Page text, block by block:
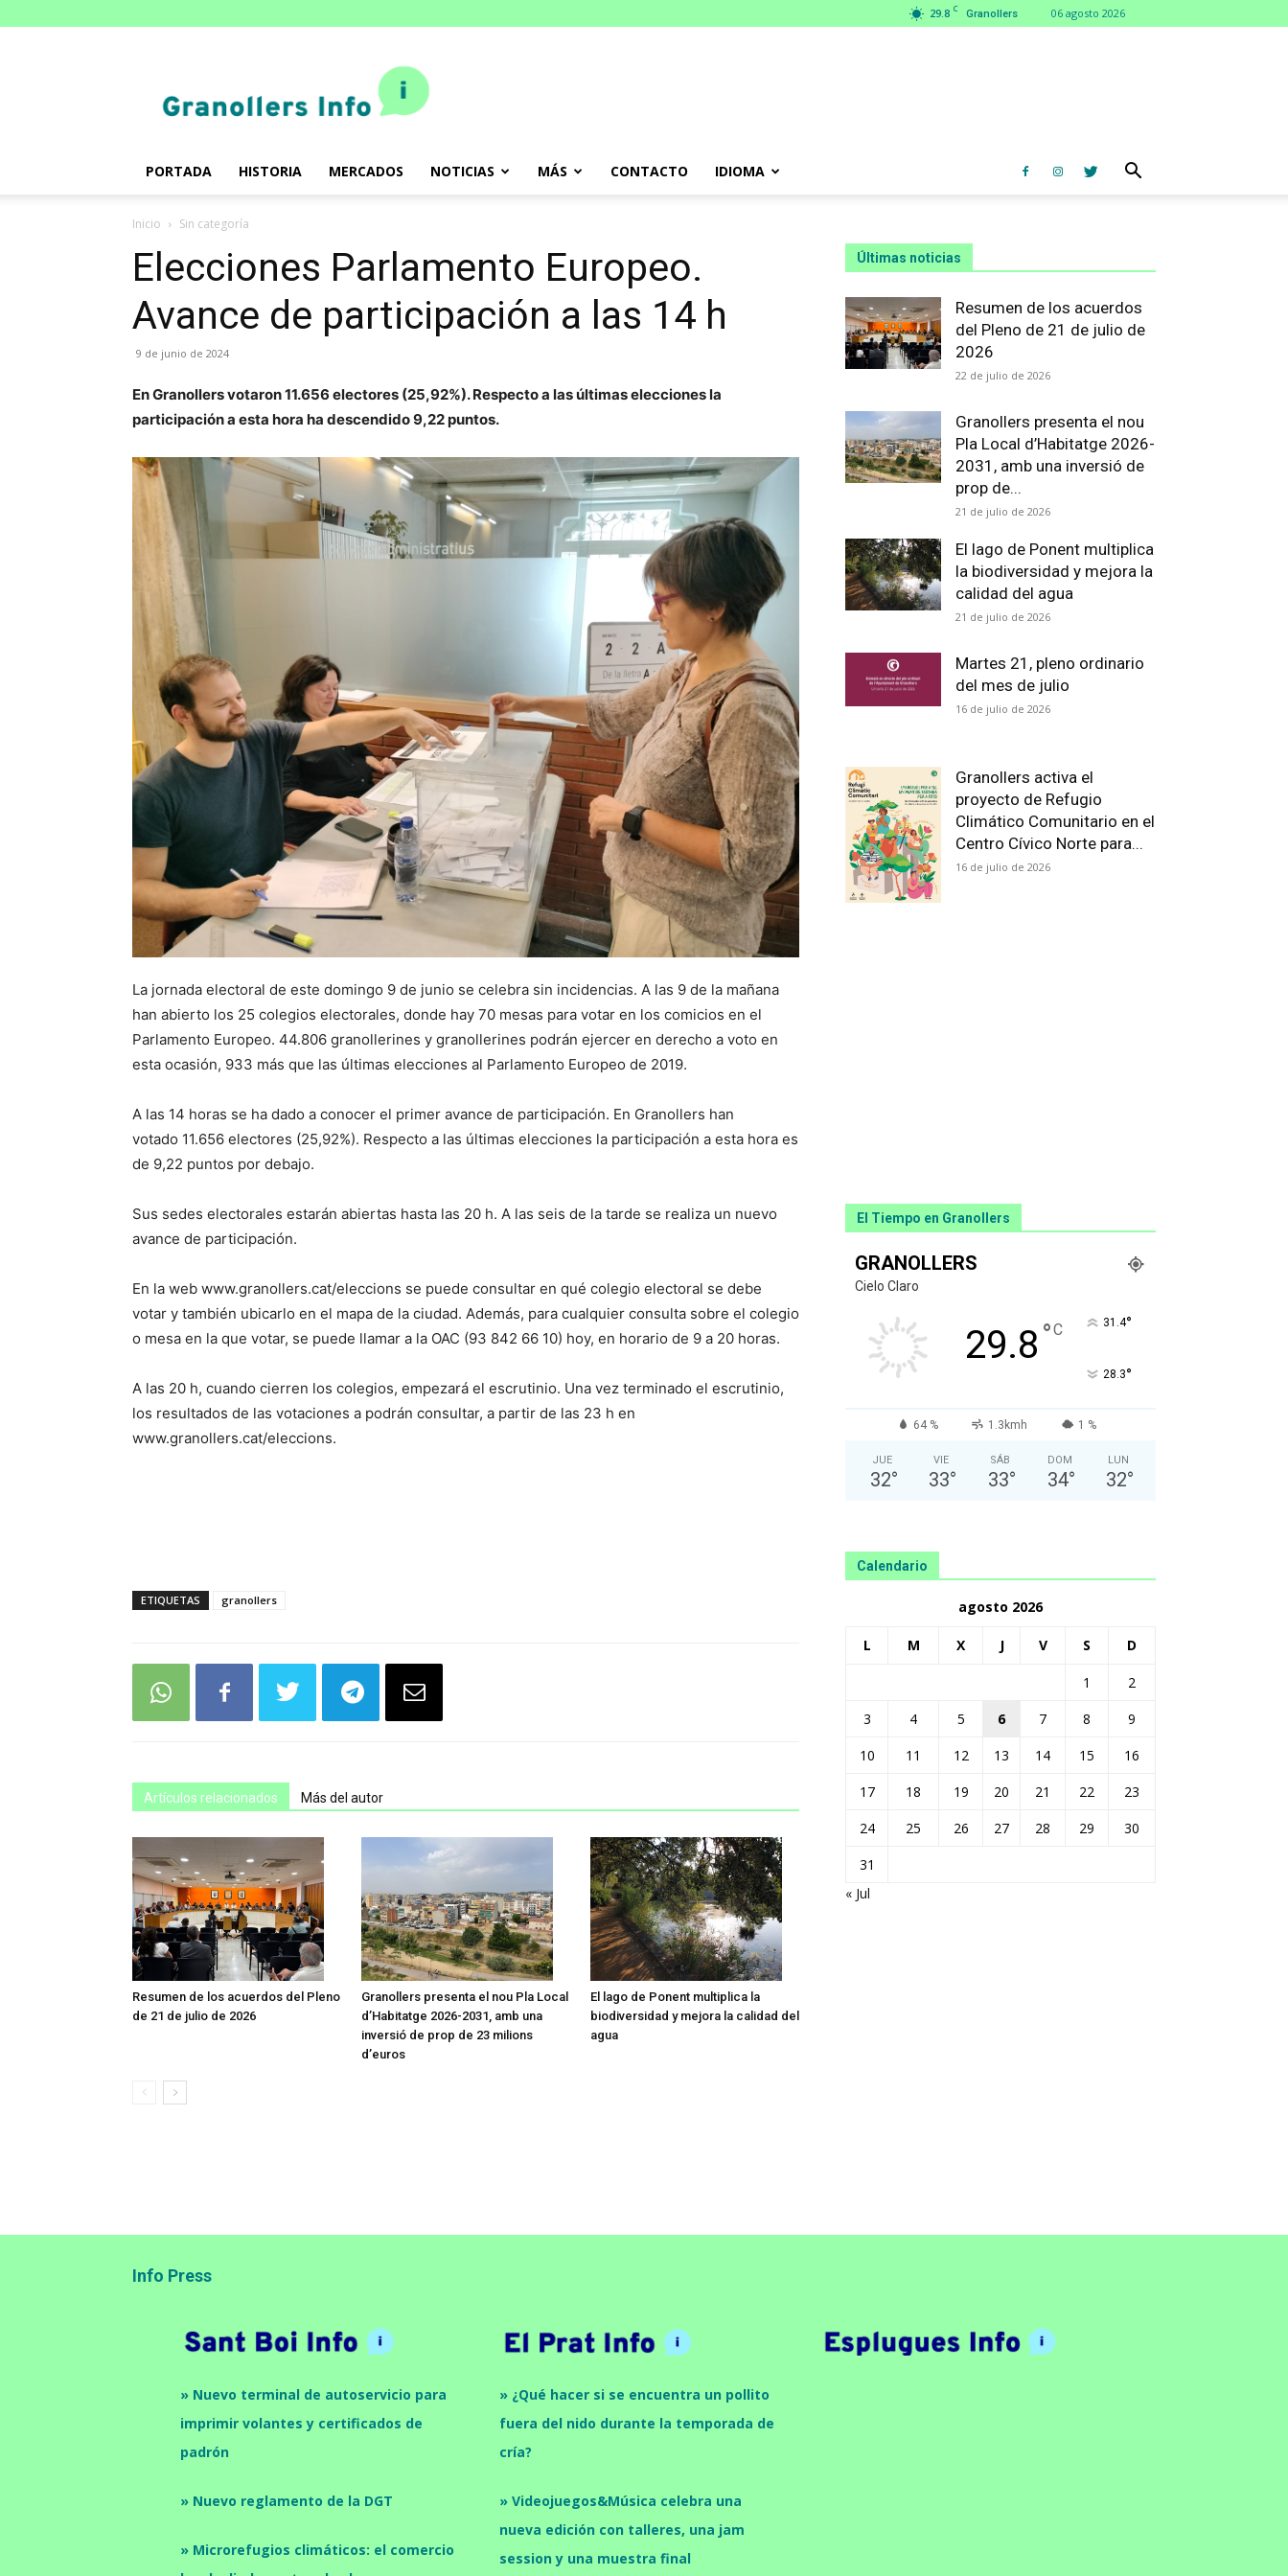
29.8 C Granollers 06 agosto 2026
PORTADA HISTORIA MERCADOS NOTICIAS MÁS CONTACTO IDIOMA
Inicio Sin categoría
Elecciones Parlamento Europeo.
Avance de participación a las 14 h
9 de junio de 2024
En Granollers votaron 11.656 electores (25,92%). Respecto a las últimas elecciones la
participación a esta hora ha descendido 9,22 puntos.
La jornada electoral de este domingo 9 de junio se celebra sin incidencias. A las 9 de la mañana
han abierto los 25 colegios electorales, donde hay 70 mesas para votar en los comicios en el
Parlamento Europeo. 44.806 granollerines y granollerines podrán ejercer en derecho a voto en
esta ocasión, 933 más que las últimas elecciones al Parlamento Europeo de 2019.
A las 14 horas se ha dado a conocer el primer avance de participación. En Granollers han
votado 11.656 electores (25,92%). Respecto a las últimas elecciones la participación a esta hora es
de 9,22 puntos por debajo.
Sus sedes electorales estarán abiertas hasta las 20 h. A las seis de la tarde se realiza un nuevo
avance de participación.
En la web www.granollers.cat/eleccions se puede consultar en qué colegio electoral se debe
votar y también ubicarlo en el mapa de la ciudad. Además, para cualquier consulta sobre el colegio
o mesa en la que votar, se puede llamar a la OAC (93 842 66 10) hoy, en horario de 9 a 20 horas.
A las 20 h, cuando cierren los colegios, empezará el escrutinio. Una vez terminado el escrutinio,
los resultados de las votaciones a podrán consultar, a partir de las 23 h en
www.granollers.cat/eleccions.
ETIQUETAS granollers
Artículos relacionados Más del autor
Resumen de los acuerdos del Pleno
de 21 de julio de 2026
Granollers presenta el nou Pla Local
d’Habitatge 2026-2031, amb una
inversió de prop de 23 milions
d’euros
El lago de Ponent multiplica la
biodiversidad y mejora la calidad del
agua
Últimas noticias
Resumen de los acuerdos
del Pleno de 21 de julio de
2026
22 de julio de 2026
Granollers presenta el nou
Pla Local d’Habitatge 2026-
2031, amb una inversió de
prop de...
21 de julio de 2026
El lago de Ponent multiplica
la biodiversidad y mejora la
calidad del agua
21 de julio de 2026
Martes 21, pleno ordinario
del mes de julio
16 de julio de 2026
Granollers activa el
proyecto de Refugio
Climático Comunitario en el
Centro Cívico Norte para...
16 de julio de 2026
El Tiempo en Granollers
GRANOLLERS
Cielo Claro
29.8 °C 31.4°
28.3°
64 % 1.3kmh 1 %
JUE
32°
VIE
33°
SÁB
33°
DOM
34°
LUN
32°
Calendario
agosto 2026
L M X J V S D
1
2
3
4 5 6 7 8
9
10
11 12 13 14 15
16
17
18 19 20 21 22
23
24
25 26 27 28 29
30
31
« Jul
Info Press
» Nuevo terminal de autoservicio para
imprimir volantes y certificados de
padrón
» Nuevo reglamento de la DGT
» Microrefugios climáticos: el comercio
» ¿Qué hacer si se encuentra un pollito
fuera del nido durante la temporada de
cría?
» Videojuegos&Música celebra una
nueva edición con talleres, una jam
session y una muestra final